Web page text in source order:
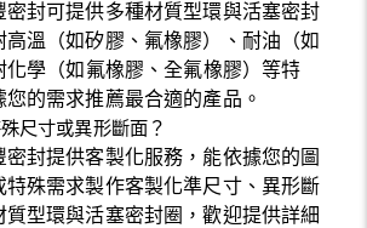
密封可提供多種材質型環與活塞密封
高溫（如矽膠、氟橡膠）、耐油（如
化學（如氟橡膠、全氟橡膠）等特
的需求推薦最合適的產品。
尺寸或異形斷面？
密封提供客製化服務，能依據您的圖
特殊需求製作客製化準尺寸、異形斷
質型環與活塞密封圈，歡迎提供詳細